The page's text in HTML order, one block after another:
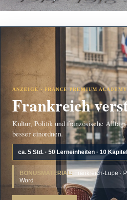
ANZEIGE · FRANCE PREMIUM ACADEMY
Frankreich
Kultur, Politik und französische
besser einordnen.
ca. 5 Std. · 50 Lerneinheiten · 10 Kapitel
BONUSMATERIAL: Frankreich-Lupe ·
Word